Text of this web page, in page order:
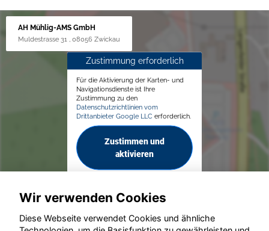
AH Mühlig-AMS GmbH
Muldestrasse 31 , 08056 Zwickau
Zustimmung erforderlich
Für die Aktivierung der Karten- und
Navigationsdienste ist Ihre
Zustimmung zu den
Datenschutzrichtlinien vom
Drittanbieter Google LLC erforderlich.
Zustimmen und
aktivieren
Wir verwenden Cookies
Diese Webseite verwendet Cookies und ähnliche